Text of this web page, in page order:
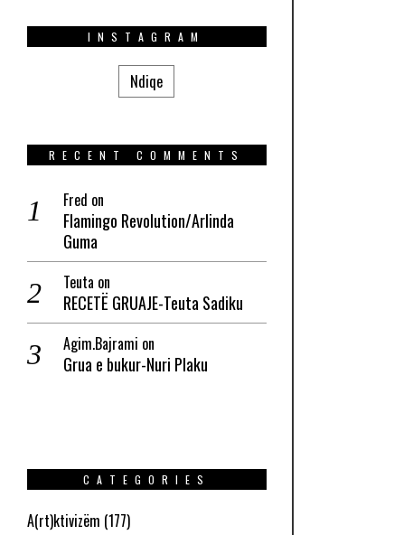
INSTAGRAM
Ndiqe
RECENT COMMENTS
Fred on
Flamingo Revolution/Arlinda
Guma
Teuta on
RECETË GRUAJE-Teuta Sadiku
Agim.Bajrami on
Grua e bukur-Nuri Plaku
CATEGORIES
A(rt)ktivizëm (177)